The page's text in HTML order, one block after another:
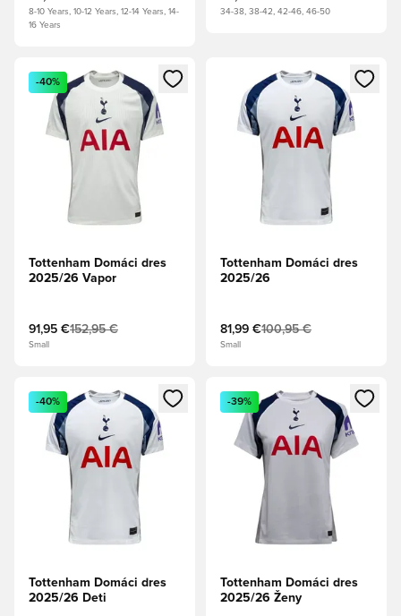
8-10 Years, 10-12 Years, 12-14 Years, 14-
16 Years
34-38, 38-42, 42-46, 46-50
Otvorí modál na prihlásenie alebo registráciu ako člen
-40%
Tottenham Domáci dres
2025/26 Vapor
91,95 €152,95 €
Small
Otvorí modál na prihlásenie
Tottenham Domáci dres
2025/26
81,99 €100,95 €
Small
Otvorí modál na prihlásenie alebo registráciu ako člen
-40%
Tottenham Domáci dres
2025/26 Deti
Otvorí modál na prihlásenie
-39%
Tottenham Domáci dres
2025/26 Ženy